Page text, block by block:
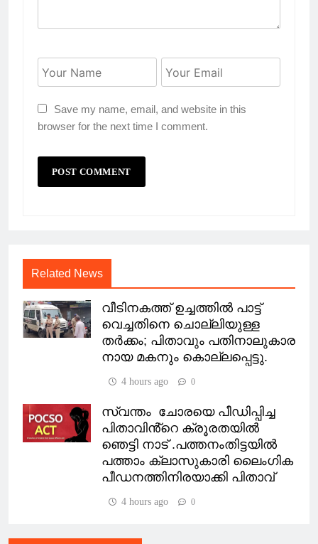
Save my name, email, and website in this
browser for the next time I comment.
Related News
വീടിനകത്ത് ഉച്ചത്തിൽ പാട്ട്
വെച്ചതിനെ ചൊല്ലിയുള്ള
തര്‍ക്കം; പിതാവും പതിനാലുകാര
നായ മകനും കൊല്ലപ്പെട്ടു.
4 hours ago 0
സ്വന്തം ചോരയെ പീഡിപ്പിച്ച
പിതാവിൻ്റെ ക്രൂരതയിൽ
ഞെട്ടി നാട് .പത്തനംതിട്ടയിൽ
പത്താം ക്ലാസുകാരി ലൈംഗിക
പീഡനത്തിനിരയാക്കി പിതാവ്
4 hours ago 0